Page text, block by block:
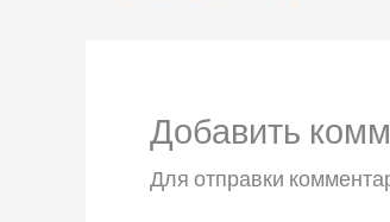
Добавить
Для отправки